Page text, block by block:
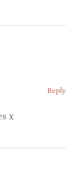
Reply
x